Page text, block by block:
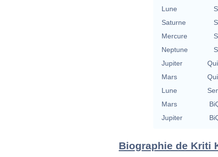
Lune
Saturne
Mercure
Neptune
Jupiter
Mars
Lune
Mars
Jupiter
Biographie de Kriti